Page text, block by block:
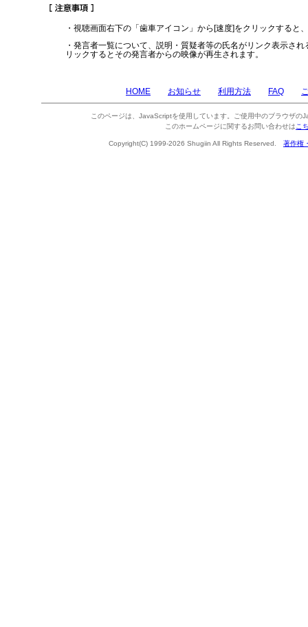
・視聴画面右下の「歯車アイコン」から[速度]をクリックすると
・発言者一覧について、説明・質疑者等の氏名がリンク表示さ
リックするとその発言者からの映像が再生されます。
HOME お知らせ 利用方法 FAQ
このページは、JavaScriptを使用しています。ご使用中のブラウザの
このホームページに関するお問い合わせは こ
Copyright(C) 1999-2026 Shugiin All Rights Reserved. 著作権